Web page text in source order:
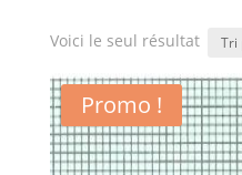
Voici le seul résultat
Promo !